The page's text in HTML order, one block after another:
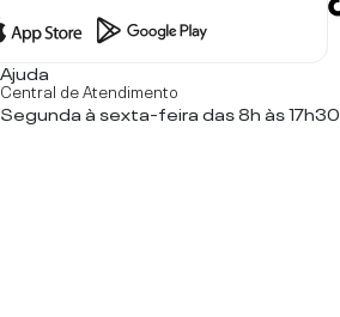
Ajuda
Central de Atendimento
Segunda à sexta-feira das 8h às 17h30